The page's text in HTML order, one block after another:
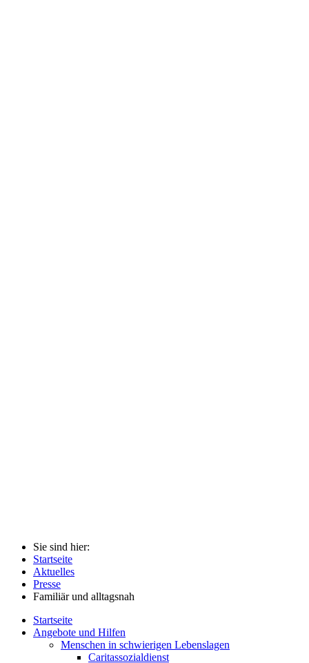
Sie sind hier:
Startseite
Aktuelles
Presse
Familiär und alltagsnah
Startseite
Angebote und Hilfen
Menschen in schwierigen Lebenslagen
Caritassozialdienst